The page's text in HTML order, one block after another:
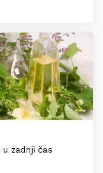
u zadnji čas